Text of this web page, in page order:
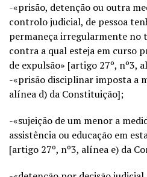
-«prisão, detenção ou outra
controlo judicial, de pessoa
permaneça irregularmente
contra a qual esteja em curso
de expulsão» [artigo 27º, nº3,
-«prisão disciplinar imposta a
alínea d) da Constituição];
-«sujeição de um menor a
assistência ou educação em
[artigo 27º, nº3, alínea e) da